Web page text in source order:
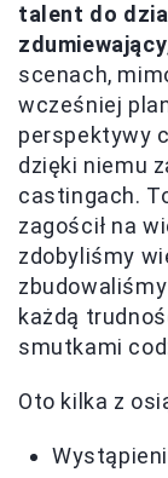
talent do
zdumiewający
scenach,
wcześniej
perspektywy
dzięki niemu
castingach.
zagościł na
zdobyliśmy
każdą
smutkami
Oto kilka z